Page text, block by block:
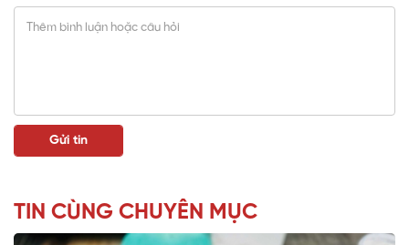
TIN CÙNG CHUYÊN MỤC